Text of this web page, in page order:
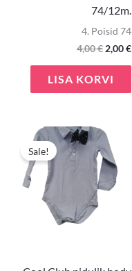
74/12m.
4. Poisid 74
4,00€ 2,00€
LISA KORVI
Sale!
Algne
hind
oli:
7,00 €.